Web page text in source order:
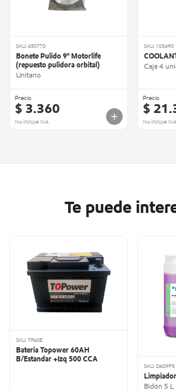
SKU: 450770
Bonete Pulido 9" Motorlife
(repuesto pulidora orbital)
Unitario
Precio
$ 3.360
No incluye IVA
SKU: 103490
Caja 4
Precio
$
No incluye IVA
Te puede
SKU: TP60E
Bateria Topower 60AH
B/Estandar +Izq 500 CCA
SKU: DA09F5
Bidón 5 L